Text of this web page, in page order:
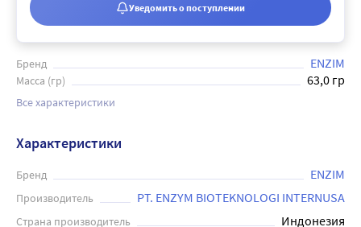
Бренд ENZIM
Масса (гр) 63,0 гр
Все характеристики
Уведомить о поступлении
Характеристики
Бренд ENZIM
Производитель PT. ENZYM BIOTEKNOLOGI INTERNUSA
Страна производитель Индонезия